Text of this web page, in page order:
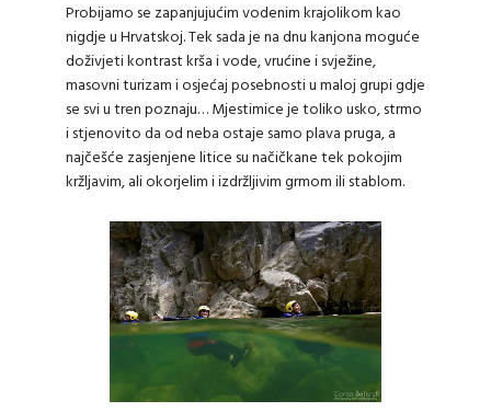
Probijamo se zapanjujućim vodenim krajolikom kao
nigdje u Hrvatskoj. Tek sada je na dnu kanjona moguće
doživjeti kontrast krša i vode, vrućine i svježine,
masovni turizam i osjećaj posebnosti u maloj grupi gdje
se svi u tren poznaju… Mjestimice je toliko usko, strmo
i stjenovito da od neba ostaje samo plava pruga, a
najčešće zasjenjene litice su načičkane tek pokojim
kržljavim, ali okorjelim i izdržljivim grmom ili stablom.